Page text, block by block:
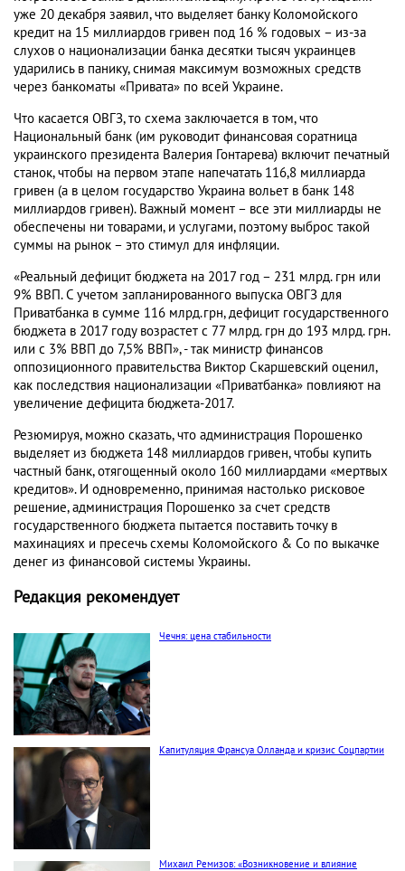
уже 20 декабря заявил, что выделяет банку Коломойского
кредит на 15 миллиардов гривен под 16 % годовых – из-за
слухов о национализации банка десятки тысяч украинцев
ударились в панику, снимая максимум возможных средств
через банкоматы «Привата» по всей Украине.
Что касается ОВГЗ, то схема заключается в том, что
Национальный банк (им руководит финансовая соратница
украинского президента Валерия Гонтарева) включит печатный
станок, чтобы на первом этапе напечатать 116,8 миллиарда
гривен (а в целом государство Украина вольет в банк 148
миллиардов гривен). Важный момент – все эти миллиарды не
обеспечены ни товарами, и услугами, поэтому выброс такой
суммы на рынок – это стимул для инфляции.
«Реальный дефицит бюджета на 2017 год – 231 млрд. грн или
9% ВВП. С учетом запланированного выпуска ОВГЗ для
Приватбанка в сумме 116 млрд.грн, дефицит государственного
бюджета в 2017 году возрастет с 77 млрд. грн до 193 млрд. грн.
или с 3% ВВП до 7,5% ВВП», - так министр финансов
оппозиционного правительства Виктор Скаршевский оценил,
как последствия национализации «Приватбанка» повлияют на
увеличение дефицита бюджета-2017.
Резюмируя, можно сказать, что администрация Порошенко
выделяет из бюджета 148 миллиардов гривен, чтобы купить
частный банк, отягощенный около 160 миллиардами «мертвых
кредитов». И одновременно, принимая настолько рисковое
решение, администрация Порошенко за счет средств
государственного бюджета пытается поставить точку в
махинациях и пресечь схемы Коломойского & Co по выкачке
денег из финансовой системы Украины.
Редакция рекомендует
Чечня: цена стабильности
Капитуляция Франсуа Олланда и кризис Соцпартии
Михаил Ремизов: «Возникновение и влияние